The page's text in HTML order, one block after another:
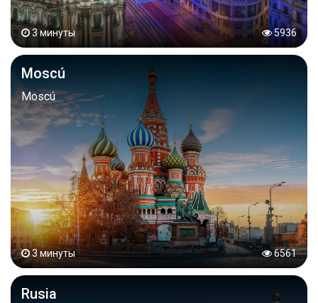
3 минуты 5936
3 минуты 6561
Moscú
Moscú
Rusia